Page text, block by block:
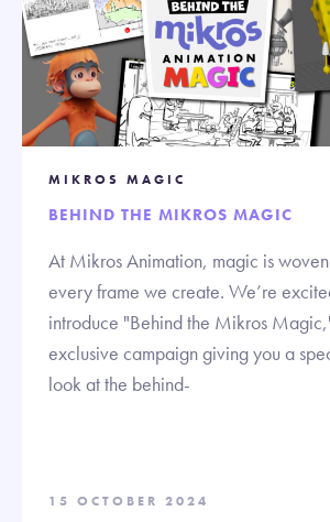
MIKROS MAGIC
BEHIND THE MIKROS MAGIC
At Mikros Animation, magic is
every frame we create. We’re
introduce "Behind the Mikros
exclusive campaign giving you a
look at the behind-
15 OCTOBER 2024